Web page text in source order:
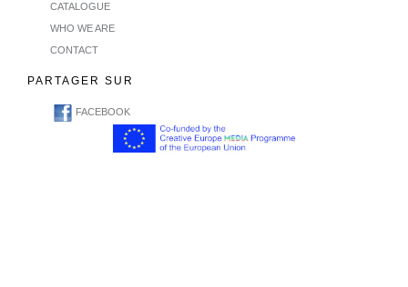
CATALOGUE
WHO WE ARE
CONTACT
PARTAGER SUR
FACEBOOK